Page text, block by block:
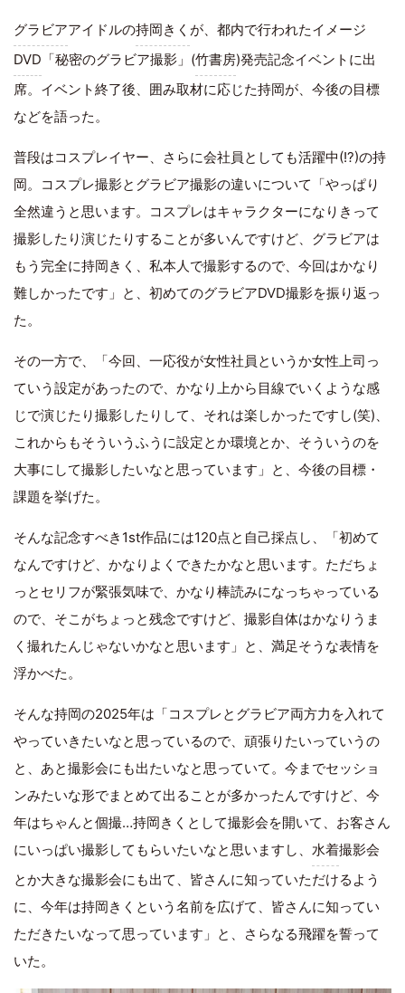
グラビアアイドルの持岡きく が、都内で行われたイメージ
DVD 「秘密のグラビア撮影」(竹書房)発売記念イベントに出
席。イベント終了後、囲み取材に応じた持岡が、今後の目標
などを語った。
普段はコスプレイヤー、さらに会社員としても活躍中(!?)の持
岡。コスプレ撮影とグラビア撮影の違いについて「やっぱり
全然違うと思います。コスプレはキャラクターになりきって
撮影したり演じたりすることが多いんですけど、グラビアは
もう完全に持岡きく、私本人で撮影するので、今回はかなり
難しかったです」と、初めてのグラビアDVD撮影を振り返っ
た。
その一方で、「今回、一応役が女性社員というか女性上司っ
ていう設定があったので、かなり上から目線でいくような感
じで演じたり撮影したりして、それは楽しかったですし(笑)、
これからもそういうふうに設定とか環境とか、そういうのを
大事にして撮影したいなと思っています」と、今後の目標・
課題を挙げた。
そんな記念すべき1st作品には120点と自己採点し、「初めて
なんですけど、かなりよくできたかなと思います。ただちょ
っとセリフが緊張気味で、かなり棒読みになっちゃっている
ので、そこがちょっと残念ですけど、撮影自体はかなりうま
く撮れたんじゃないかなと思います」と、満足そうな表情を
浮かべた。
そんな持岡の2025年は「コスプレとグラビア両方力を入れて
やっていきたいなと思っているので、頑張りたいっていうの
と、あと撮影会にも出たいなと思っていて。今までセッショ
ンみたいな形でまとめて出ることが多かったんですけど、今
年はちゃんと個撮…持岡きくとして撮影会を開いて、お客さん
にいっぱい撮影してもらいたいなと思いますし、 水着撮影会
とか大きな撮影会にも出て、皆さんに知っていただけるよう
に、今年は持岡きくという名前を広げて、皆さんに知ってい
ただきたいなって思っています」と、さらなる飛躍を誓って
いた。